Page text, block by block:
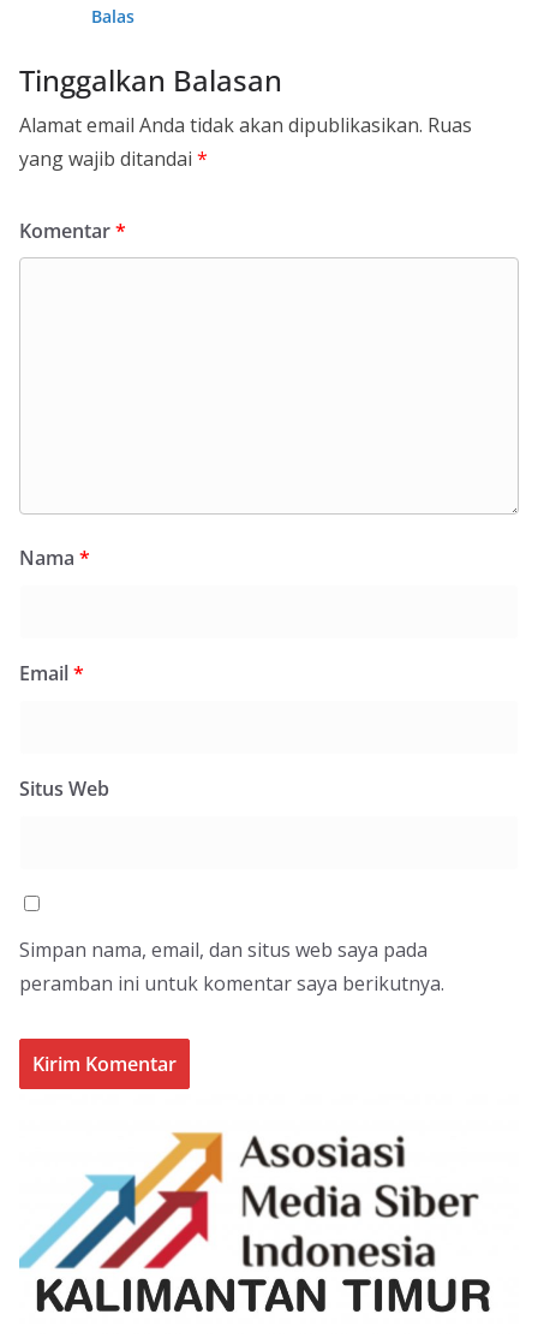
Balas
Tinggalkan Balasan
Alamat email Anda tidak akan dipublikasikan. Ruas
yang wajib ditandai *
Komentar*
Nama *
Email*
Situs Web
Simpan nama, email, dan situs web saya pada
peramban ini untuk komentar saya berikutnya.